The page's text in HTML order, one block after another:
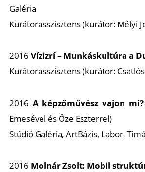
Galéria
Kurátorasszisztens (kurátor: Mélyi
2016Vízizrí – Munkáskultúra a
Kurátorasszisztens
2016 A képzőművész vajon
Emesével és Őze Eszterrel)
Stúdió Galéria, ArtBázis, Labor,
2016 Molnár Zsolt: Mobil